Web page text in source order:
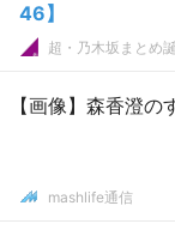
46】
超・乃木坂まとめ
【画像】森香澄
mashlife通信